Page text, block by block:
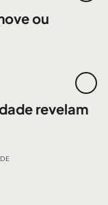
ou
revelam